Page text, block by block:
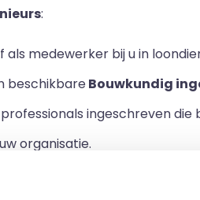
:
als medewerker bij u in
beschikbareBouwkundig
professionals ingeschreven die
organisatie.